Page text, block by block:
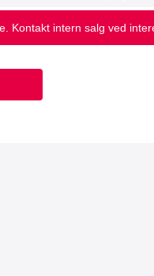
Kontakt intern salg ved